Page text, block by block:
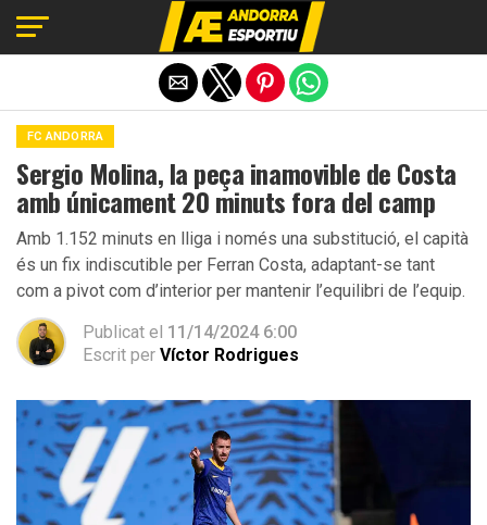
FC ANDORRA
Sergio Molina, la peça inamovible de Costa
amb únicament 20 minuts fora del camp
Amb 1.152 minuts en lliga i només una substitució, el capità
és un fix indiscutible per Ferran Costa, adaptant-se tant
com a pivot com d’interior per mantenir l’equilibri de l’equip.
Publicat el 11/14/2024 6:00
Escrit per Víctor Rodrigues
Exit mobile version